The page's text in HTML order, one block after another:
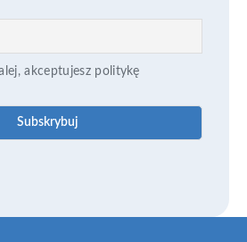
akceptujesz politykę